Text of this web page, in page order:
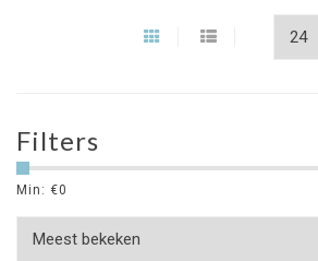
Filters
Min: €0